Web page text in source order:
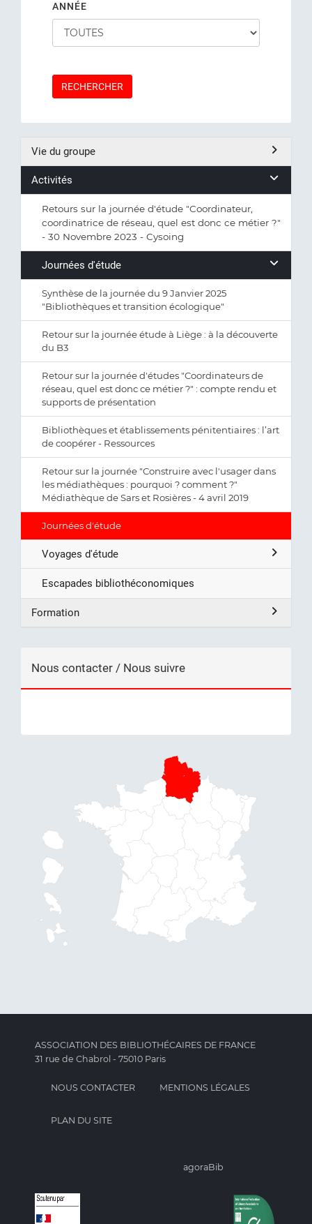
ANNÉE
RECHERCHER
Vie du groupe
Activités
Retours sur la journée d'étude "Coordinateur,
coordinatrice de réseau, quel est donc ce métier ?"
- 30 Novembre 2023 - Cysoing
Journées d'étude
Synthèse de la journée du 9 Janvier 2025
"Bibliothèques et transition écologique"
Retour sur la journée étude à Liège : à la découverte
du B3
Retour sur la journée d'études "Coordinateurs de
réseau, quel est donc ce métier ?" : compte rendu et
supports de présentation
Bibliothèques et établissements pénitentiaires : l’art
de coopérer - Ressources
Retour sur la journée "Construire avec l'usager dans
les médiathèques : pourquoi ? comment ?"
Médiathèque de Sars et Rosières - 4 avril 2019
Journées d'étude
Voyages d'étude
Escapades bibliothéconomiques
Formation
Nous contacter / Nous suivre
ASSOCIATION DES BIBLIOTHÉCAIRES DE FRANCE
31 rue de Chabrol - 75010 Paris
NOUS CONTACTER MENTIONS LÉGALES
PLAN DU SITE
agoraBib